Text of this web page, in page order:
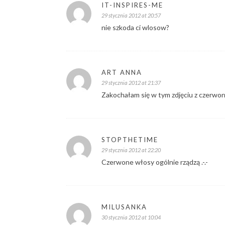
IT-INSPIRES-ME
29 stycznia 2012 at 20:57
nie szkoda ci wlosow?
ART ANNA
29 stycznia 2012 at 21:37
Zakochałam się w tym zdjęciu z
STOPTHETIME
29 stycznia 2012 at 22:20
Czerwone włosy ogólnie rządzą .-.-
MILUSANKA
30 stycznia 2012 at 10:04